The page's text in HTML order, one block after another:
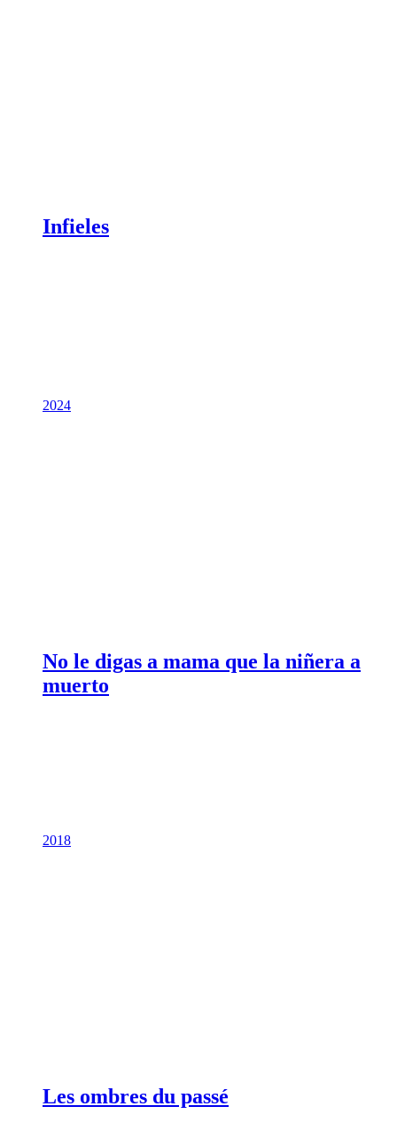
Infieles
2024
No le digas a mama que la niñera a
muerto
2018
Les ombres du passé